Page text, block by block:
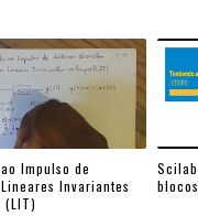
Impulso de
Invariantes
(LIT)